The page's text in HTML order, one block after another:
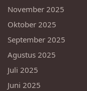
November 2025
Oktober 2025
September 2025
Agustus 2025
Juli 2025
Juni 2025